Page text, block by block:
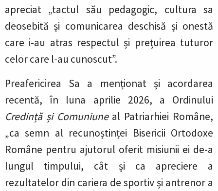
apreciat „tactul său pedagogic, cultura sa
deosebită și comunicarea deschisă și onestă
care i-au atras respectul și prețuirea tuturor
celor care l-au cunoscut”.
Preafericirea Sa a menționat și acordarea
recentă, în luna aprilie 2026, a Ordinului
Credință și Comuniuneal Patriarhiei Române,
„ca semn al recunoștinței Bisericii Ortodoxe
Române pentru ajutorul oferit misiunii ei de-a
lungul timpului, cât și ca apreciere a
rezultatelor din cariera de sportiv și antrenor a